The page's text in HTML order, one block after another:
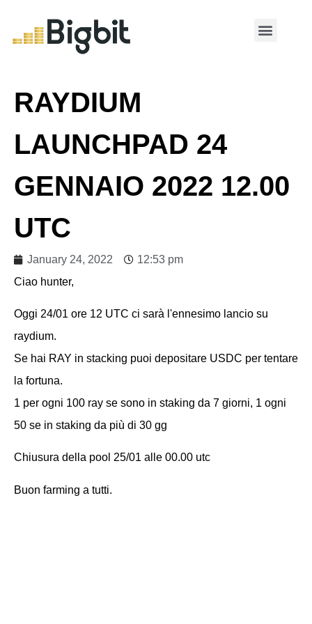
RAYDIUM
LAUNCHPAD 24
GENNAIO 2022 12.00
UTC
January 24, 2022
12:53 pm
Ciao hunter,
Oggi 24/01 ore 12 UTC ci sarà l'ennesimo lancio su
raydium.
Se hai RAY in stacking puoi depositare USDC per tentare
la fortuna.
1 per ogni 100 ray se sono in staking da 7 giorni, 1 ogni
50 se in staking da più di 30 gg
Chiusura della pool 25/01 alle 00.00 utc
Buon farming a tutti.